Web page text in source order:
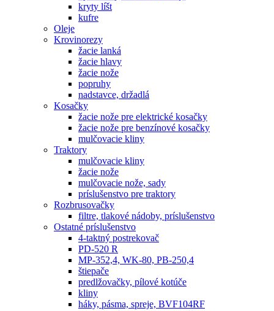
kryty líšt
kufre
Oleje
Krovinorezy
žacie lanká
žacie hlavy
žacie nože
popruhy
nadstavce, držadlá
Kosačky
žacie nože pre elektrické kosačky
žacie nože pre benzínové kosačky
mulčovacie kliny
Traktory
mulčovacie kliny
žacie nože
mulčovacie nože, sady
príslušenstvo pre traktory
Rozbrusovačky
filtre, tlakové nádoby, príslušenstvo
Ostatné príslušenstvo
4-taktný postrekovač
PD-520 R
MP-352,4, WK-80, PB-250,4
štiepače
predlžovačky, pílové kotúče
kliny
háky, pásma, spreje, BVF104RF